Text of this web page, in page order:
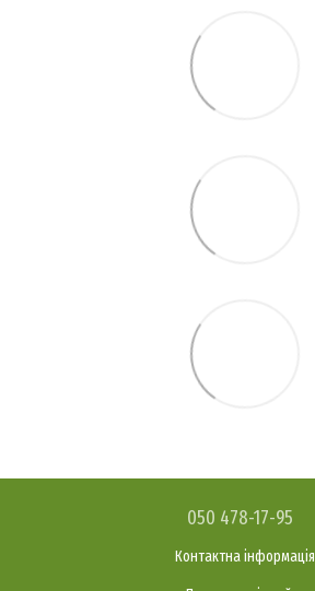
050 478-17-95
Контактна інформація